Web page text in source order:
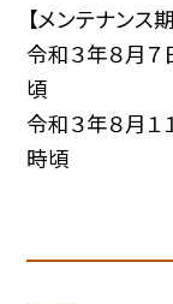
【メンテナンス
令和３年８月７
頃
令和３年８月１
時頃